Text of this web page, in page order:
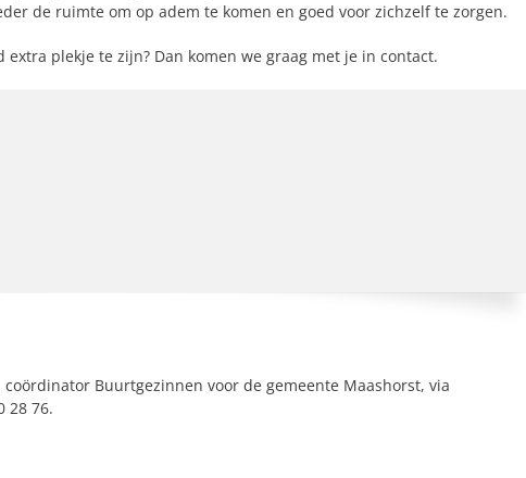
de ruimte om op adem te komen en goed voor zichzelf te zorgen.
plekje te zijn? Dan komen we graag met je in contact.
Buurtgezinnen voor de gemeente Maashorst, via
28 76.